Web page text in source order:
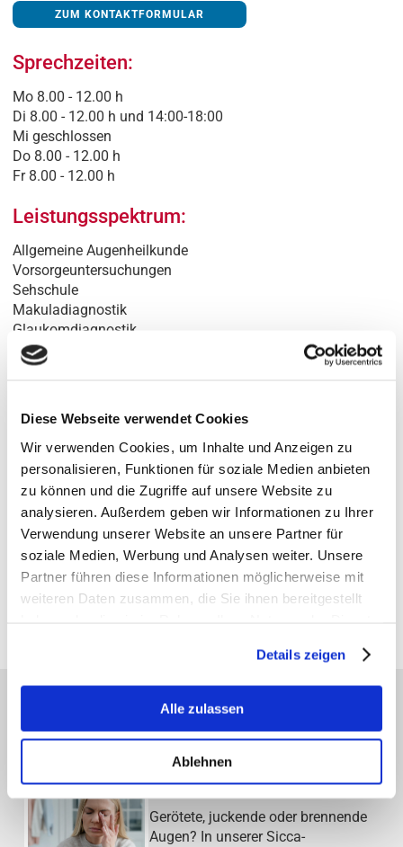
Diese Webseite verwendet Cookies
Wir verwenden Cookies, um Inhalte und Anzeigen zu
personalisieren, Funktionen für soziale Medien anbieten
zu können und die Zugriffe auf unsere Website zu
analysieren. Außerdem geben wir Informationen zu Ihrer
Verwendung unserer Website an unsere Partner für
soziale Medien, Werbung und Analysen weiter. Unsere
Partner führen diese Informationen möglicherweise mit
weiteren Daten zusammen, die Sie ihnen bereitgestellt
Details zeigen
Alle zulassen
Ablehnen
ZUM KONTAKTFORMULAR
Sprechzeiten:
Mo 8.00 - 12.00 h
Di 8.00 - 12.00 h und 14:00-18:00
Mi geschlossen
Do 8.00 - 12.00 h
Fr 8.00 - 12.00 h
Leistungsspektrum:
Allgemeine Augenheilkunde
Vorsorgeuntersuchungen
Sehschule
Makuladiagnostik
Glaukomdiagnostik
Augenärztliche Gutachten
Führerscheingutachten
Anfahrt:
¹MVZ Augen-Heilkunde-Nord GmbH · Gesellschafter der AOB GbR · Ballindamm 37 ·
20095 Hamburg
Geschäftsführer der GmbH: Dr. J. Magner · Dr. S.-H. Yun · L. Melville · Dr. C. Mahnke
AKTUELLE THEMEN DER AOB
Trockenes Auge (Sicca-Syndrom)
Gerötete, juckende oder brennende
Augen? In unserer Sicca-